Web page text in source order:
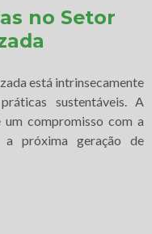
no Setor
está intrinsecamente
sustentáveis. A
um compromisso com a
a próxima geração de